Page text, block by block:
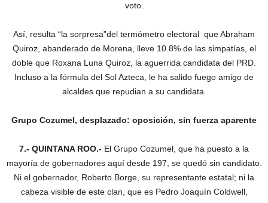
voto.
Así, resulta “la sorpresa”del termómetro electoral que Abraham
Quiroz, abanderado de Morena, lleve 10.8% de las simpatías, el
doble que Roxana Luna Quiroz, la aguerrida candidata del PRD.
Incluso a la fórmula del Sol Azteca, le ha salido fuego amigo de
alcaldes que repudian a su candidata.
Grupo Cozumel, desplazado: oposición, sin fuerza aparente
7.- QUINTANA ROO.- El Grupo Cozumel, que ha puesto a la
mayoría de gobernadores aquí desde 197, se quedó sin candidato.
Ni el gobernador, Roberto Borge, su representante estatal; ni la
cabeza visible de este clan, que es Pedro Joaquín Coldwell,